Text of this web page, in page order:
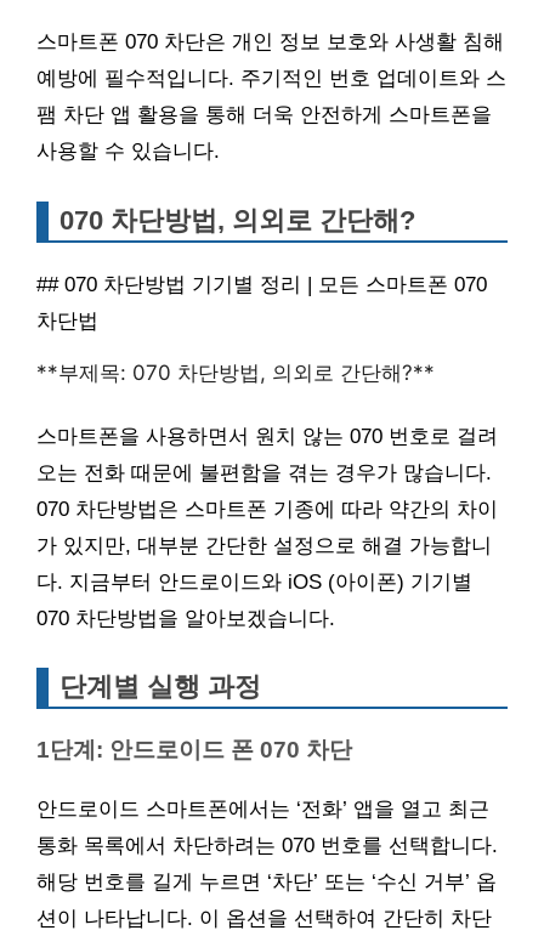
스마트폰 070 차단은 개인 정보 보호와 사생활 침해
예방에 필수적입니다. 주기적인 번호 업데이트와 스
팸 차단 앱 활용을 통해 더욱 안전하게 스마트폰을
사용할 수 있습니다.
070 차단방법, 의외로 간단해?
## 070 차단방법 기기별 정리 | 모든 스마트폰 070
차단법
**부제목: 070 차단방법, 의외로 간단해?**
스마트폰을 사용하면서 원치 않는 070 번호로 걸려
오는 전화 때문에 불편함을 겪는 경우가 많습니다.
070 차단방법은 스마트폰 기종에 따라 약간의 차이
가 있지만, 대부분 간단한 설정으로 해결 가능합니
다. 지금부터 안드로이드와 iOS (아이폰) 기기별
070 차단방법을 알아보겠습니다.
단계별 실행 과정
1단계: 안드로이드 폰 070 차단
안드로이드 스마트폰에서는 ‘전화’ 앱을 열고 최근
통화 목록에서 차단하려는 070 번호를 선택합니다.
해당 번호를 길게 누르면 ‘차단’ 또는 ‘수신 거부’ 옵
션이 나타납니다. 이 옵션을 선택하여 간단히 차단